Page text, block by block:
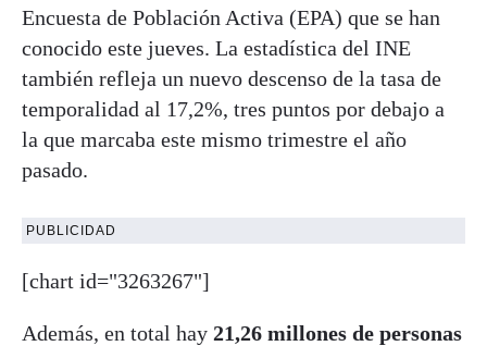
Encuesta de Población Activa (EPA) que se han
conocido este jueves. La estadística del INE
también refleja un nuevo descenso de la tasa de
temporalidad al 17,2%, tres puntos por debajo a
la que marcaba este mismo trimestre el año
pasado.
PUBLICIDAD
[chart id="3263267"]
Además, en total hay 21,26 millones de personas